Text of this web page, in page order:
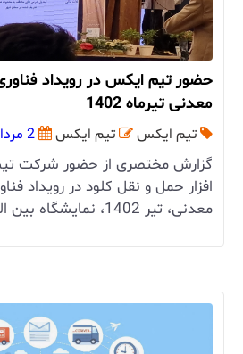
حضور تیم ایکس در رویداد
معدنی تیرماه 1402
تیم ایکس تیم ایکس 2 مرداد 1402
گزارش مختصری از حضور شرکت
افزار حمل و نقل کلود در رویداد
معدنی، تیر 1402، نمایشگاه بین المللی مشهد